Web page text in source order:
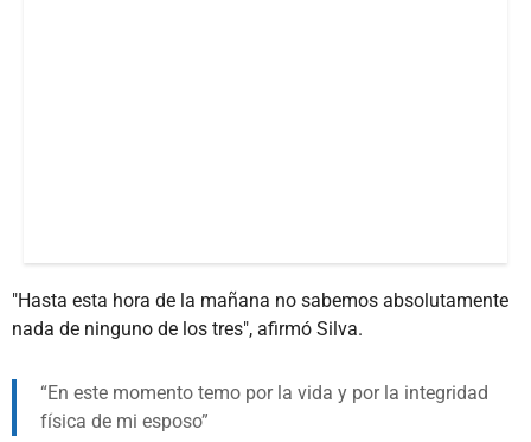
"Hasta esta hora de la mañana no sabemos absolutamente
nada de ninguno de los tres", afirmó Silva.
En este momento temo por la vida y por la integridad
física de mi esposo